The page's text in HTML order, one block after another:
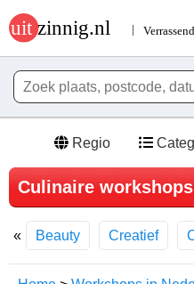
Regio
Culinaire
Beauty Creatief